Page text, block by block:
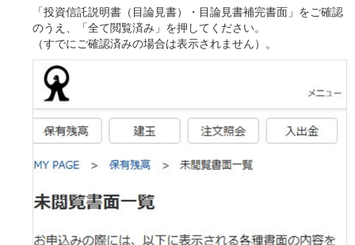
「投資信託説明書（目論見書）・目論見書補完書面」をご確認
のうえ、「全て閲覧済み」を押してください。
（すでにご確認済みの場合は表示されません）。